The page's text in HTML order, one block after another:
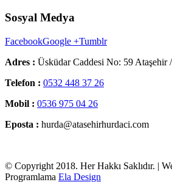
Sosyal Medya
FacebookGoogle +Tumblr
Adres : Üsküdar Caddesi No: 59 Ataşehir
Telefon : 0532 448 37 26
Mobil : 0536 975 04 26
Eposta : hurda@atasehirhurdaci.com
© Copyright 2018. Her Hakkı Saklıdır. |
Programlama Ela Design